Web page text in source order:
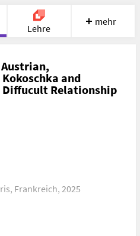
Lehre
Cloud
Recherche Hilfe
mehr
and
Diffucult Relationship
Frankreich, 2025
Kulturgeschichte